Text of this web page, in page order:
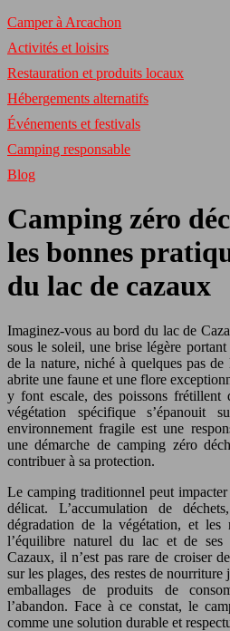
Camper à Arcachon
Activités et loisirs
Restauration et produits locaux
Hébergements alternatifs
Événements et festivals
Camping responsable
Blog
Camping zéro
les bonnes
du lac de cazaux
Imaginez-vous au bord du lac de
sous le soleil, une brise légère
de la nature, niché à quelques pas
abrite une faune et une flore
y font escale, des poissons frétillent
végétation spécifique s’épanouit
environnement fragile est une
une démarche de camping zéro
contribuer à sa protection.
Le camping traditionnel peut impacter
délicat. L’accumulation de
dégradation de la végétation, et les
l’équilibre naturel du lac et de
Cazaux, il n’est pas rare de croiser
sur les plages, des restes de nourriture
emballages de produits de
l’abandon. Face à ce constat, le
comme une solution durable et